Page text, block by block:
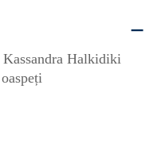
Halkidiki